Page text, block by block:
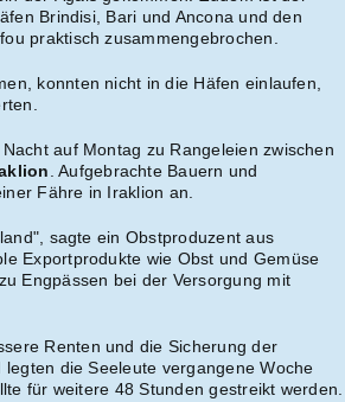
Brindisi, Bari und Ancona und den
praktisch zusammengebrochen.
konnten nicht in die Häfen einlaufen,
auf Montag zu Rangeleien zwischen
. Aufgebrachte Bauern und
Fähre in Iraklion an.
sagte ein Obstproduzent aus
Exportprodukte wie Obst und Gemüse
Engpässen bei der Versorgung mit
Renten und die Sicherung der
die Seeleute vergangene Woche
für weitere 48 Stunden gestreikt werden.